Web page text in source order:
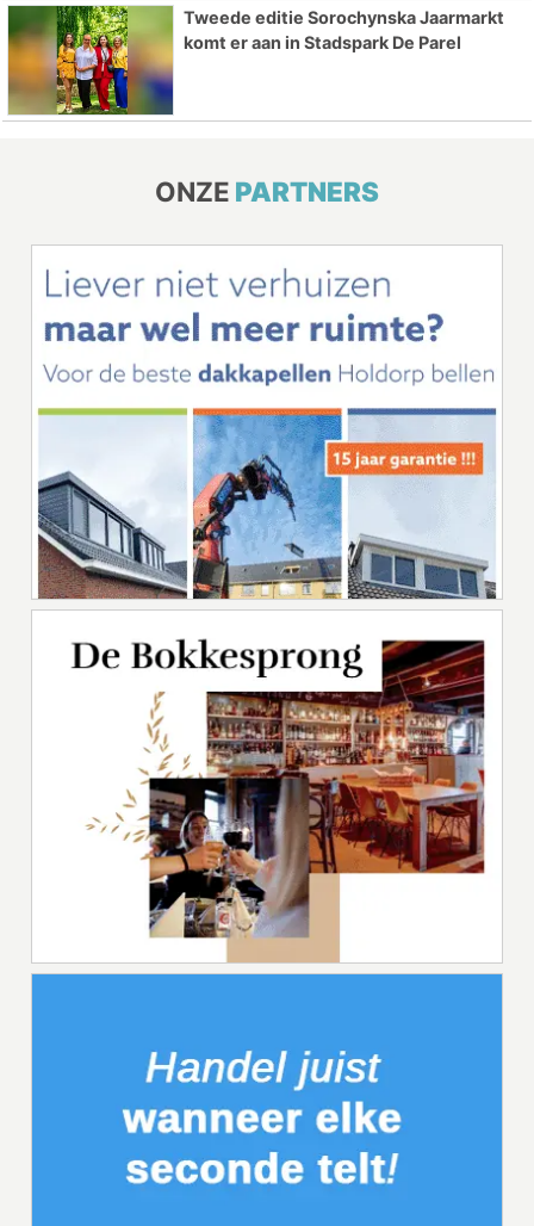
Tweede editie Sorochynska Jaarmarkt
komt er aan in Stadspark De Parel
ONZE PARTNERS